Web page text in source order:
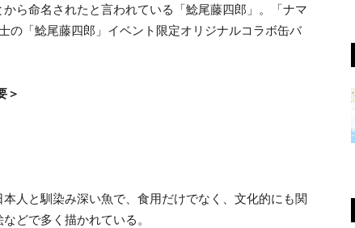
ら命名されたと言われている「鯰尾藤四郎」。「ナマ
の「鯰尾藤四郎」イベント限定オリジナルコラボ缶バ
＞
人と馴染み深い魚で、食用だけでなく、文化的にも関
どで多く描かれている。